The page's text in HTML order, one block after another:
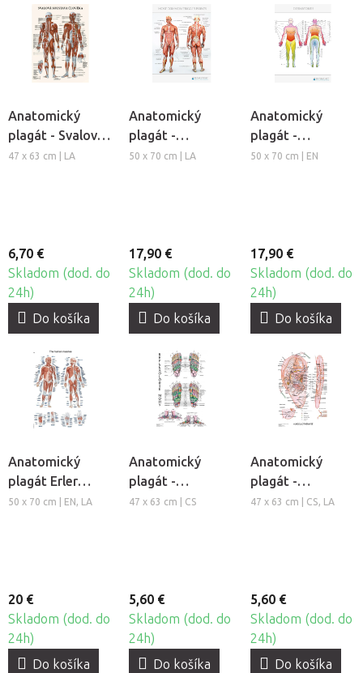
Anatomický
plagát - Svalová
sústava človeka
47 x 63 cm | LA
6,70 €
Skladom (dod. do
24h)
Do košíka
Anatomický
plagát -
Spúšťacie body
50 x 70 cm | LA
17,90 €
Skladom (dod. do
24h)
Do košíka
Anatomický
plagát -
Dermatómy
50 x 70 cm | EN
17,90 €
Skladom (dod. do
24h)
Do košíka
Anatomický
plagát Erler
Zimmer - Svalová
50 x 70 cm | EN, LA
20 €
Skladom (dod. do
24h)
Do košíka
Anatomický
plagát -
Reflexológia
47 x 63 cm | CS
5,60 €
Skladom (dod. do
24h)
Do košíka
Anatomický
plagát -
Aurikuloterapia
47 x 63 cm | CS, LA
5,60 €
Skladom (dod. do
24h)
Do košíka